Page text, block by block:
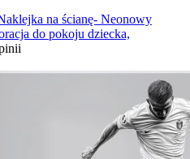
na ścianę- Neonowy
do pokoju dziecka,